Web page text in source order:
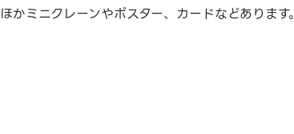
ほかミニクレーンやポスター、カードなどあります。